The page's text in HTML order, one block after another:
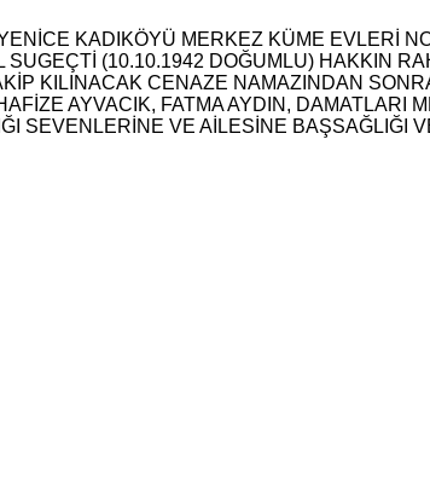
KADIKÖYÜ MERKEZ KÜME EVLERİ
(10.10.1942 DOĞUMLU) HAKKIN
KILINACAK CENAZE NAMAZINDAN
AYVACIK, FATMA AYDIN, DAMATLARI
SEVENLERİNE VE AİLESİNE BAŞSAĞLIĞI